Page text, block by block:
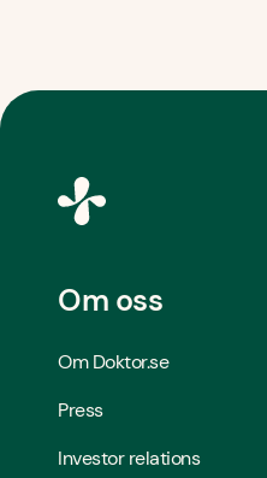
Om oss
Om Doktor.se
Press
Investor relations